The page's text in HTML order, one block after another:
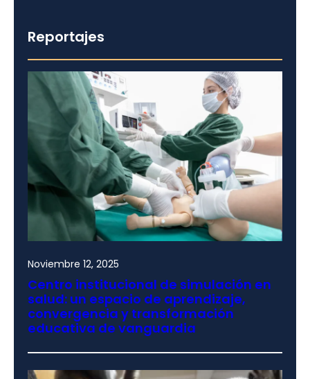
Reportajes
Noviembre 12, 2025
Centro institucional de simulación en
salud: un espacio de aprendizaje,
convergencia y transformación
educativa de vanguardia